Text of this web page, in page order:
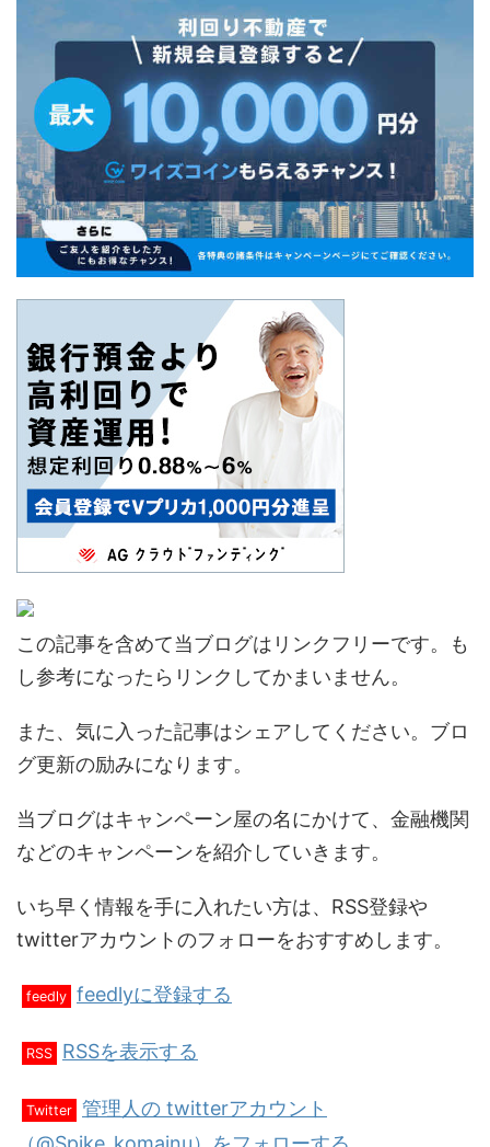
この記事を含めて当ブログはリンクフリーです。も
し参考になったらリンクしてかまいません。
また、気に入った記事はシェアしてください。ブロ
グ更新の励みになります。
当ブログはキャンペーン屋の名にかけて、金融機関
などのキャンペーンを紹介していきます。
いち早く情報を手に入れたい方は、RSS登録や
twitterアカウントのフォローをおすすめします。
feedly feedlyに登録する
RSS RSSを表示する
Twitter 管理人の twitterアカウント